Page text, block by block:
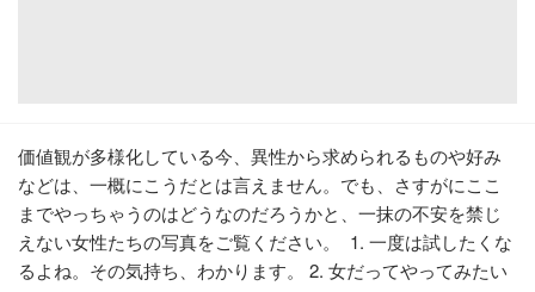
価値観が多様化している今、異性から求められるものや好み
などは、一概にこうだとは言えません。でも、さすがにここ
までやっちゃうのはどうなのだろうかと、一抹の不安を禁じ
えない女性たちの写真をご覧ください。 1. 一度は試したくな
るよね。その気持ち、わかります。 2. 女だってやってみたい